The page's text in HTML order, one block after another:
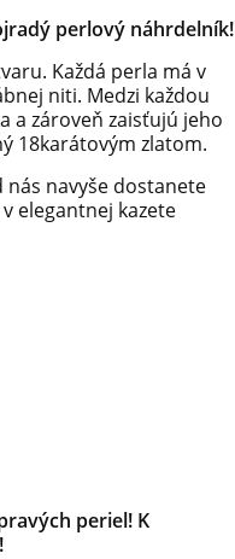
perlový náhrdelník!
Každá perla má v
niti. Medzi každou
a zároveň zaisťujú jeho
18karátovým zlatom.
navyše dostanete
elegantnej kazete
periel! K